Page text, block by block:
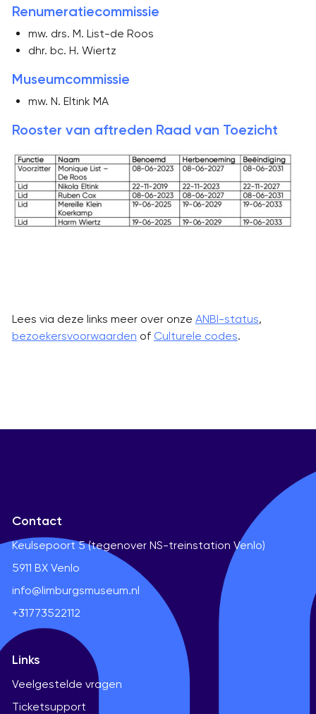
Renumeratiecommissie
mw. drs. M. List-de Roos
dhr. bc. H. Wiertz
Museumcommissie
mw. N. Eltink MA
Rooster van aftreden Raad van Toezicht
Lees via deze links meer over onze ANBI-status,
bezoekersvoorwaarden of Culturele codes.
Contact
Keulsepoort 5 (tegenover NS-treinstation Venlo)
5911 BX Venlo
info@limburgsmuseum.nl
+31773522112
Links
Veelgestelde vragen
Ticketsupport